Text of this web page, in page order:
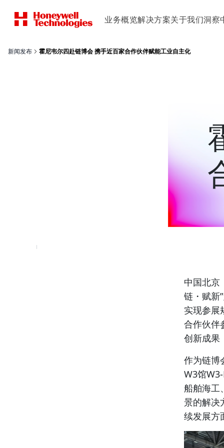
业务概览解决方案关于我们洞察
新闻发布 霍尼韦尔四赴链博会 携手近百家合作伙伴赋能工业自主化
中国北
链・赋新
实现参展
合作伙伴
创新成果
作为链博
W3馆
船舶海工
景的解决
续发展方